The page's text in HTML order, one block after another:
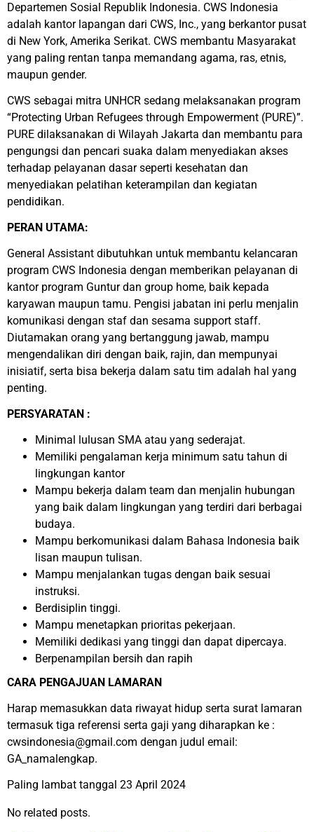
Departemen Sosial Republik Indonesia. CWS Indonesia
adalah kantor lapangan dari CWS, Inc., yang berkantor pusat
di New York, Amerika Serikat. CWS membantu Masyarakat
yang paling rentan tanpa memandang agama, ras, etnis,
maupun gender.
CWS sebagai mitra UNHCR sedang melaksanakan program
“Protecting Urban Refugees through Empowerment (PURE)”.
PURE dilaksanakan di Wilayah Jakarta dan membantu para
pengungsi dan pencari suaka dalam menyediakan akses
terhadap pelayanan dasar seperti kesehatan dan
menyediakan pelatihan keterampilan dan kegiatan
pendidikan.
PERAN UTAMA:
General Assistant dibutuhkan untuk membantu kelancaran
program CWS Indonesia dengan memberikan pelayanan di
kantor program Guntur dan group home, baik kepada
karyawan maupun tamu. Pengisi jabatan ini perlu menjalin
komunikasi dengan staf dan sesama support staff.
Diutamakan orang yang bertanggung jawab, mampu
mengendalikan diri dengan baik, rajin, dan mempunyai
inisiatif, serta bisa bekerja dalam satu tim adalah hal yang
penting.
PERSYARATAN :
Minimal lulusan SMA atau yang sederajat.
Memiliki pengalaman kerja minimum satu tahun di
lingkungan kantor
Mampu bekerja dalam team dan menjalin hubungan
yang baik dalam lingkungan yang terdiri dari berbagai
budaya.
Mampu berkomunikasi dalam Bahasa Indonesia baik
lisan maupun tulisan.
Mampu menjalankan tugas dengan baik sesuai
instruksi.
Berdisiplin tinggi.
Mampu menetapkan prioritas pekerjaan.
Memiliki dedikasi yang tinggi dan dapat dipercaya.
Berpenampilan bersih dan rapih
CARA PENGAJUAN LAMARAN
Harap memasukkan data riwayat hidup serta surat lamaran
termasuk tiga referensi serta gaji yang diharapkan ke :
cwsindonesia@gmail.com dengan judul email:
GA_namalengkap.
Paling lambat tanggal 23 April 2024
No related posts.